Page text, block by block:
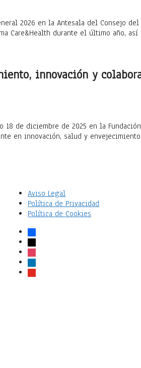
2026 en la Antesala del Consejo
Care&Health durante el último año, así
innovación y
18 de diciembre de 2025 en la
en innovación, salud y
Aviso Legal
Política de Privacidad
Política de Cookies
facebook
x
instagram
linkedin
youtube